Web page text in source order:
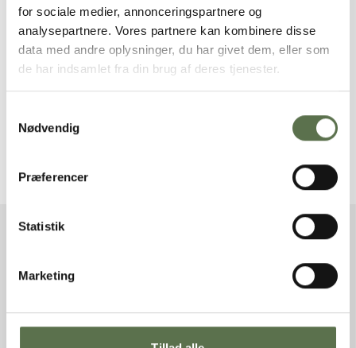
for sociale medier, annonceringspartnere og
analysepartnere. Vores partnere kan kombinere disse
data med andre oplysninger, du har givet dem, eller som
de har indsamlet fra din brug af deres tjenester.
Nødvendig
Præferencer
Statistik
Marketing
Rug Gourmet Rugbrød
Ferment – aktiv surdej
ANDRE GODE OPSKRIFTER